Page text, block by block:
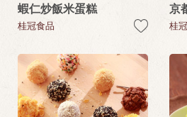
蝦仁炒飯米蛋糕
桂冠食品
京
桂